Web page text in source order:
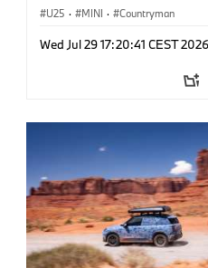
U25 · MINI · Countryman
Wed Jul 29 17:20:41 CEST 2026